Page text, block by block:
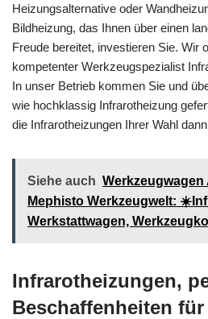
Heizungsalternative oder
Bildheizung, das Ihnen über einen
Freude bereitet, investieren Sie. Wir
kompetenter Werkzeugspezialist
In unser Betrieb kommen Sie und
wie hochklassig Infrarotheizung
die Infrarotheizungen Ihrer Wahl
Siehe auch Werkzeugwagen
Mephisto Werkzeugwelt:
Werkstattwagen,
Infrarotheizungen,
Beschaffenheiten für